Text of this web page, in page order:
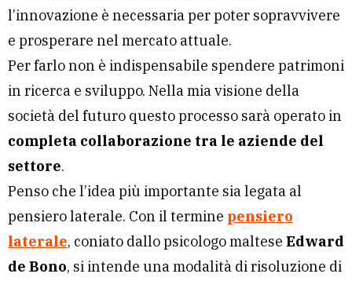
l’innovazione è necessaria per poter sopravvivere
e prosperare nel mercato attuale.
Per farlo non è indispensabile spendere patrimoni
in ricerca e sviluppo. Nella mia visione della
società del futuro questo processo sarà operato in
completa collaborazione tra le aziende del
settore.
Penso che l’idea più importante sia legata al
pensiero laterale. Con il termine pensiero
laterale, coniato dallo psicologo maltese Edward
de Bono, si intende una modalità di risoluzione di